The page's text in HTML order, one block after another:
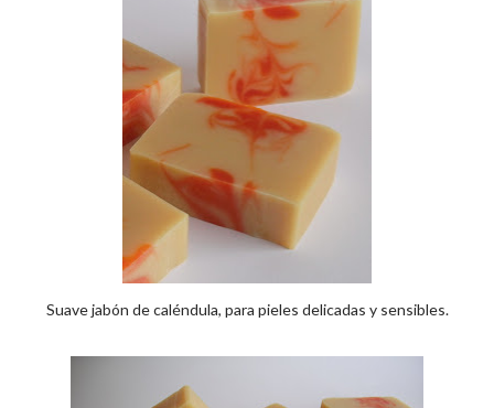
Suave jabón de caléndula, para pieles delicadas y sensibles.